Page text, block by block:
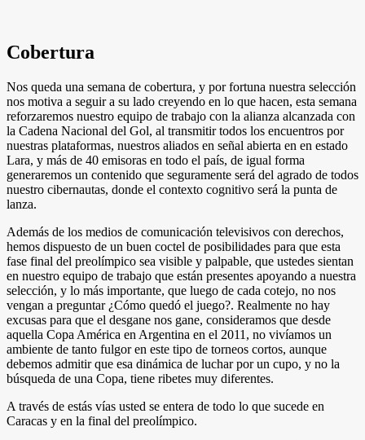
Cobertura
Nos queda una semana de cobertura, y por fortuna nuestra selección
nos motiva a seguir a su lado creyendo en lo que hacen, esta semana
reforzaremos nuestro equipo de trabajo con la alianza alcanzada con
la Cadena Nacional del Gol, al transmitir todos los encuentros por
nuestras plataformas, nuestros aliados en señal abierta en en estado
Lara, y más de 40 emisoras en todo el país, de igual forma
generaremos un contenido que seguramente será del agrado de todos
nuestro cibernautas, donde el contexto cognitivo será la punta de
lanza.
Además de los medios de comunicación televisivos con derechos,
hemos dispuesto de un buen coctel de posibilidades para que esta
fase final del preolímpico sea visible y palpable, que ustedes sientan
en nuestro equipo de trabajo que están presentes apoyando a nuestra
selección, y lo más importante, que luego de cada cotejo, no nos
vengan a preguntar ¿Cómo quedó el juego?. Realmente no hay
excusas para que el desgane nos gane, consideramos que desde
aquella Copa América en Argentina en el 2011, no vivíamos un
ambiente de tanto fulgor en este tipo de torneos cortos, aunque
debemos admitir que esa dinámica de luchar por un cupo, y no la
búsqueda de una Copa, tiene ribetes muy diferentes.
A través de estás vías usted se entera de todo lo que sucede en
Caracas y en la final del preolímpico.